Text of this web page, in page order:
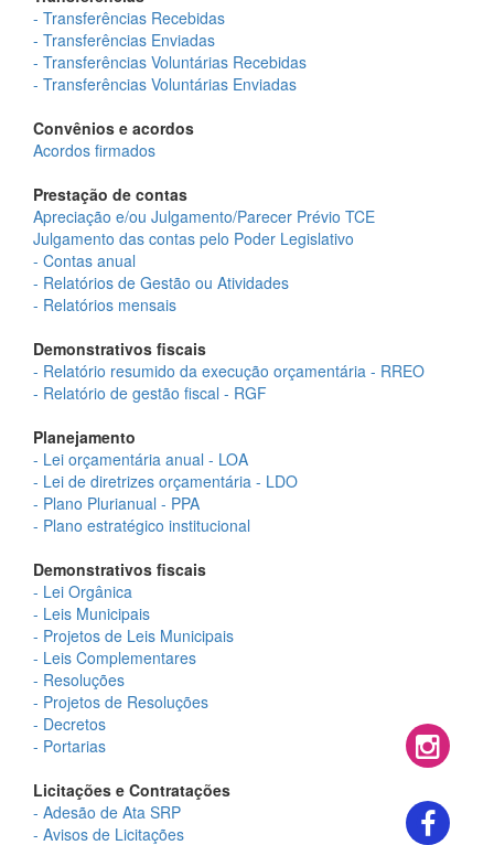
- Transferências Recebidas
- Transferências Enviadas
- Transferências Voluntárias Recebidas
- Transferências Voluntárias Enviadas
Convênios e acordos
Acordos firmados
Prestação de contas
Apreciação e/ou Julgamento/Parecer Prévio TCE
Julgamento das contas pelo Poder Legislativo
- Contas anual
- Relatórios de Gestão ou Atividades
- Relatórios mensais
Demonstrativos fiscais
- Relatório resumido da execução orçamentária - RREO
- Relatório de gestão fiscal - RGF
Planejamento
- Lei orçamentária anual - LOA
- Lei de diretrizes orçamentária - LDO
- Plano Plurianual - PPA
- Plano estratégico institucional
Demonstrativos fiscais
- Lei Orgânica
- Leis Municipais
- Projetos de Leis Municipais
- Leis Complementares
- Resoluções
- Projetos de Resoluções
- Decretos
- Portarias
Licitações e Contratações
- Adesão de Ata SRP
- Avisos de Licitações